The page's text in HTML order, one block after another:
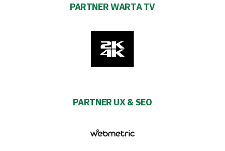
PARTNER WARTA TV
PARTNER UX & SEO